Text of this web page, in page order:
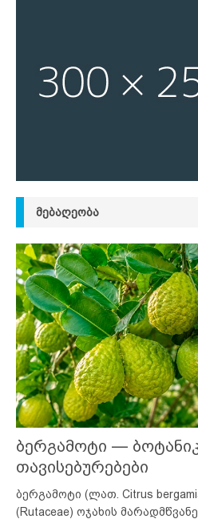
ᲛᲔᲑᲐᲦᲔᲝᲑᲐ
ბერგამოტი —
თავისებურებები
ბერგამოტი (ლათ. Citrus
(Rutaceae) ოჯახის